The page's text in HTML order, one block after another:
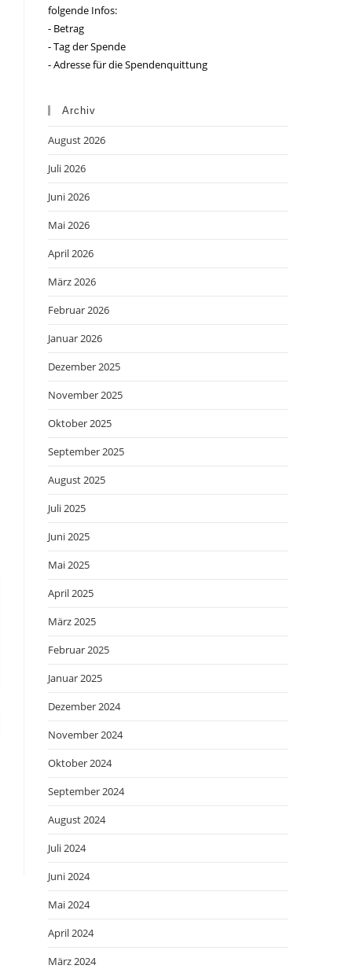
folgende Infos:
- Betrag
- Tag der Spende
- Adresse für die Spendenquittung
Archiv
August 2026
Juli 2026
Juni 2026
Mai 2026
April 2026
März 2026
Februar 2026
Januar 2026
Dezember 2025
November 2025
Oktober 2025
September 2025
August 2025
Juli 2025
Juni 2025
Mai 2025
April 2025
März 2025
Februar 2025
Januar 2025
Dezember 2024
November 2024
Oktober 2024
September 2024
August 2024
Juli 2024
Juni 2024
Mai 2024
April 2024
März 2024